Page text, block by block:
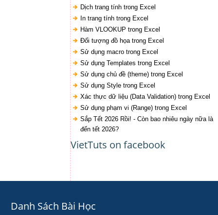
Dịch trang tính trong Excel
In trang tính trong Excel
Hàm VLOOKUP trong Excel
Đối tượng đồ họa trong Excel
Sử dụng macro trong Excel
Sử dụng Templates trong Excel
Sử dụng chủ đề (theme) trong Excel
Sử dụng Style trong Excel
Xác thực dữ liệu (Data Validation) trong Excel
Sử dụng phạm vi (Range) trong Excel
Sắp Tết 2026 Rồi! - Còn bao nhiêu ngày nữa là
đến tết 2026?
VietTuts on facebook
Danh Sách Bài Học